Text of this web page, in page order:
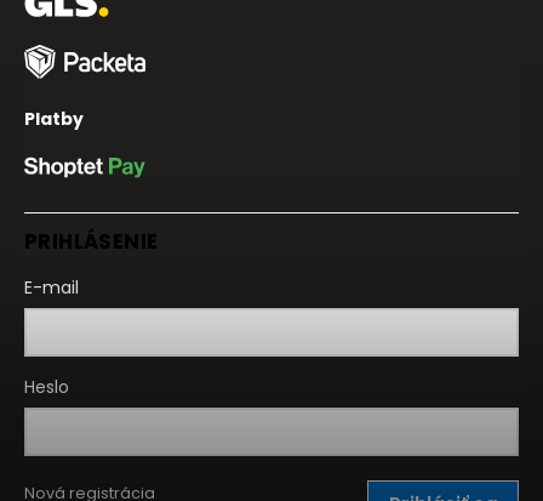
Platby
PRIHLÁSENIE
E-mail
Heslo
Nová registrácia